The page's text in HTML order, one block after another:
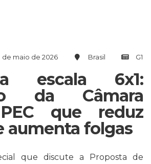
maio de 2026 Brasil G1
escala 6x1:
da Câmara
que reduz
aumenta folgas
que discute a Proposta de